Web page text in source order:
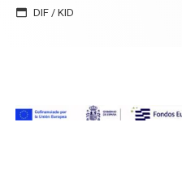
DIF / KID